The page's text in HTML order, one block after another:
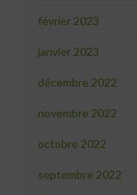
février 2023
janvier 2023
décembre 2022
novembre 2022
octobre 2022
septembre 2022